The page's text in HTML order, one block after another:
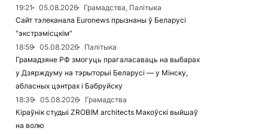
19:21
05.08.2026
Грамадства, Палітыка
Сайт тэлеканала Euronews прызнаны ў Беларусі
"экстрэмісцкім"
18:59
05.08.2026
Палітыка
Грамадзяне РФ змогуць прагаласаваць на выбарах
у Дзярждуму на тэрыторыі Беларусі — у Мінску,
абласных цэнтрах і Бабруйску
18:39
05.08.2026
Грамадства
Кіраўнік студыі ZROBIM architects Макоўскі выйшаў
на волю